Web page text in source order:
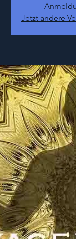
Jetzt andere